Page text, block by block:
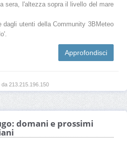
sera, l'altezza sopra il livello del mare
dagli utenti della Community 3BMeteo
Approfondisci
da 213.215.196.150
domani e prossimi